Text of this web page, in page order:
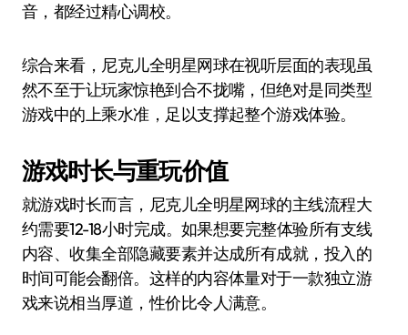
音，都经过精心调校。
综合来看，尼克儿全明星网球在视听层面的表现虽
然不至于让玩家惊艳到合不拢嘴，但绝对是同类型
游戏中的上乘水准，足以支撑起整个游戏体验。
游戏时长与重玩价值
就游戏时长而言，尼克儿全明星网球的主线流程大
约需要12-18小时完成。如果想要完整体验所有支线
内容、收集全部隐藏要素并达成所有成就，投入的
时间可能会翻倍。这样的内容体量对于一款独立游
戏来说相当厚道，性价比令人满意。